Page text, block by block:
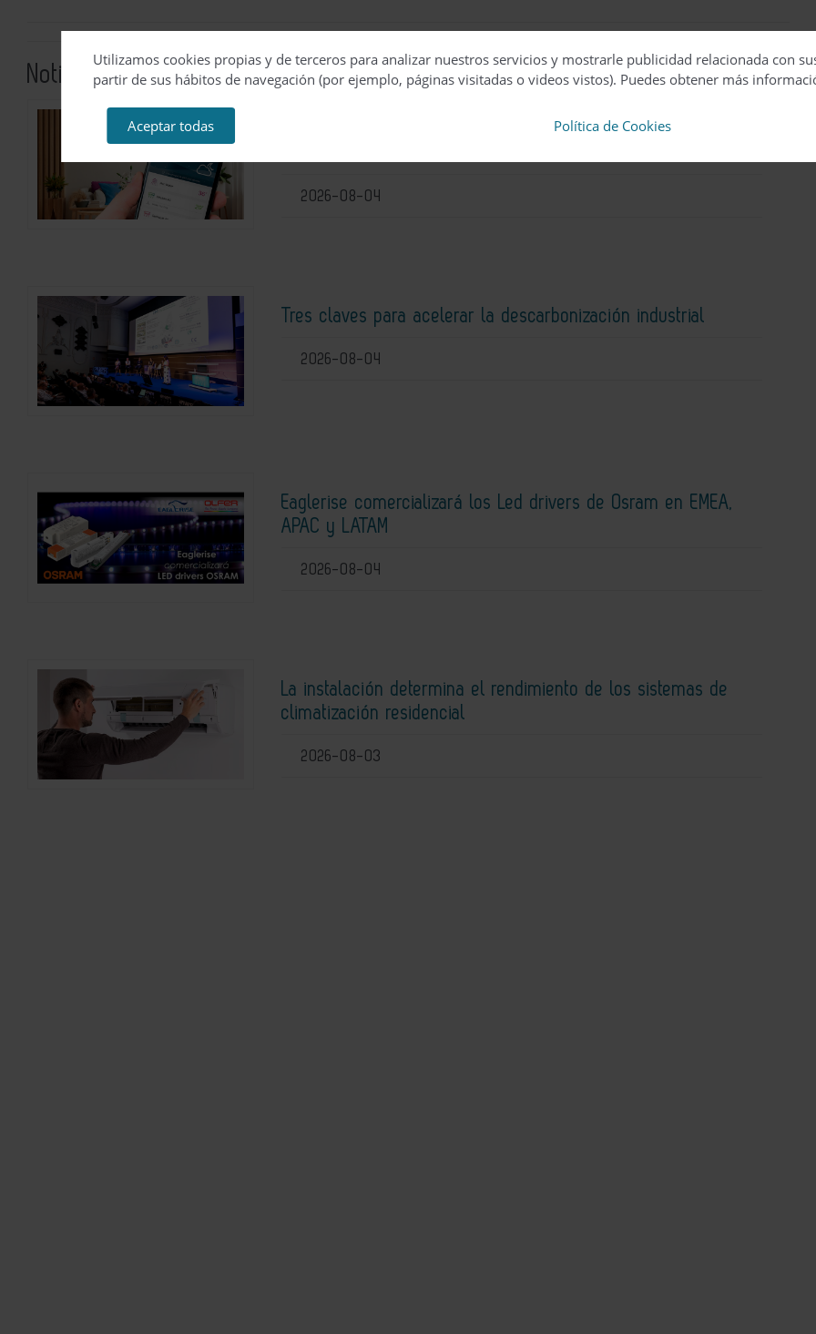
Noticias relacionadas
Diez funciones que mejoran el rendimiento de un sistema de
2026-08-04
Tres claves para acelerar la descarbonización industrial
2026-08-04
Eaglerise comercializará los Led drivers de Osram en EMEA,
APAC y LATAM
2026-08-04
La instalación determina el rendimiento de los sistemas de
climatización residencial
2026-08-03
Utilizamos cookies propias y de terceros para analizar nuestros servicios y mostrarle publicidad relacionada con
partir de sus hábitos de navegación (por ejemplo, páginas visitadas o videos vistos). Puedes obtener más
Aceptar todas Política de Cookies